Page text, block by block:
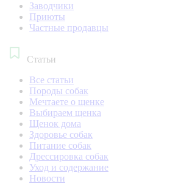
Заводчики
Приюты
Частные продавцы
Статьи
Все статьи
Породы собак
Мечтаете о щенке
Выбираем щенка
Щенок дома
Здоровье собак
Питание собак
Дрессировка собак
Уход и содержание
Новости